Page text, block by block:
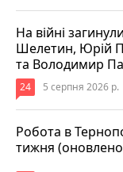
На війні
Шелетин, Юрій
та Володимир
24 5 серпня 2026 р.
Робота в
тижня